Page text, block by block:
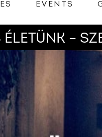
EVENTS
ÉLETÜNK –